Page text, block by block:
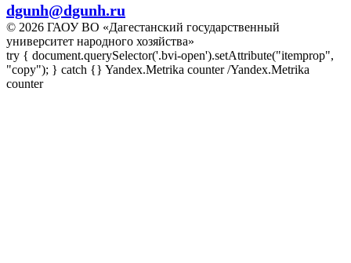
dgunh@dgunh.ru
© 2026 ГАОУ ВО «Дагестанский государственный
университет народного хозяйства»
try { document.querySelector('.bvi-open').setAttribute("itemprop",
"copy"); } catch {} Yandex.Metrika counter/Yandex.Metrika
counter